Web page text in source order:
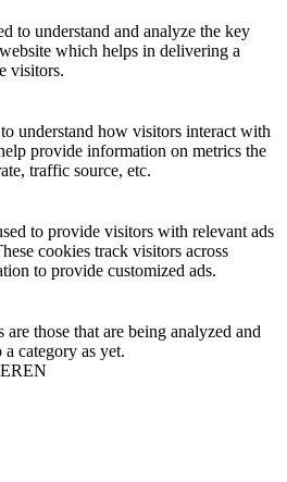
to understand and analyze the key
which helps in delivering a
visitors.
understand how visitors interact with
provide information on metrics the
traffic source, etc.
to provide visitors with relevant ads
cookies track visitors across
to provide customized ads.
those that are being analyzed and
category as yet.